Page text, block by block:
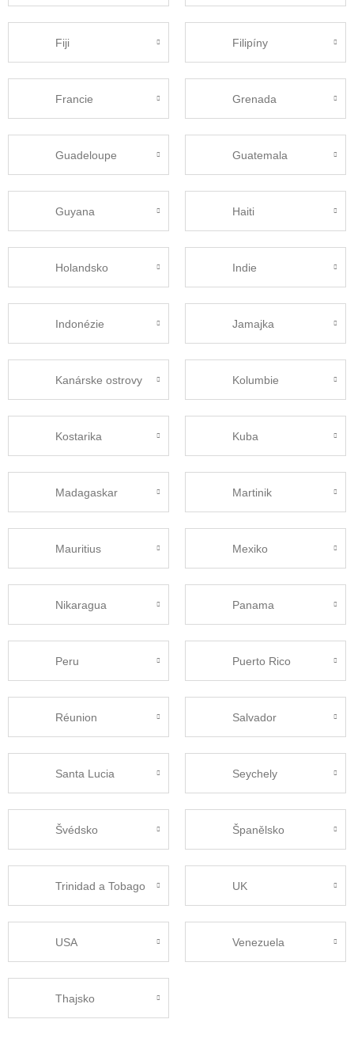
Fiji Filipíny
Francie Grenada
Guadeloupe Guatemala
Guyana Haiti
Holandsko Indie
Indonézie Jamajka
Kanárske ostrovy Kolumbie
Kostarika Kuba
Madagaskar Martinik
Mauritius Mexiko
Nikaragua Panama
Peru Puerto Rico
Réunion Salvador
Santa Lucia Seychely
Švédsko Španělsko
Trinidad a Tobago UK
USA Venezuela
Thajsko